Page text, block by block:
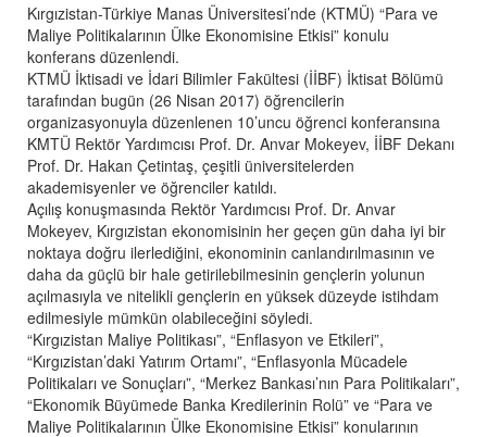
Kırgızistan-Türkiye Manas Üniversitesi’nde (KTMÜ) “Para ve
Maliye Politikalarının Ülke Ekonomisine Etkisi” konulu
konferans düzenlendi.
KTMÜ İktisadi ve İdari Bilimler Fakültesi (İİBF) İktisat Bölümü
tarafından bugün (26 Nisan 2017) öğrencilerin
organizasyonuyla düzenlenen 10’uncu öğrenci konferansına
KMTÜ Rektör Yardımcısı Prof. Dr. Anvar Mokeyev, İİBF Dekanı
Prof. Dr. Hakan Çetintaş, çeşitli üniversitelerden
akademisyenler ve öğrenciler katıldı.
Açılış konuşmasında Rektör Yardımcısı Prof. Dr. Anvar
Mokeyev, Kırgızistan ekonomisinin her geçen gün daha iyi bir
noktaya doğru ilerlediğini, ekonominin canlandırılmasının ve
daha da güçlü bir hale getirilebilmesinin gençlerin yolunun
açılmasıyla ve nitelikli gençlerin en yüksek düzeyde istihdam
edilmesiyle mümkün olabileceğini söyledi.
“Kırgızistan Maliye Politikası”, “Enflasyon ve Etkileri”,
“Kırgızistan’daki Yatırım Ortamı”, “Enflasyonla Mücadele
Politikaları ve Sonuçları”, “Merkez Bankası’nın Para Politikaları”,
“Ekonomik Büyümede Banka Kredilerinin Rolü” ve “Para ve
Maliye Politikalarının Ülke Ekonomisine Etkisi” konularının